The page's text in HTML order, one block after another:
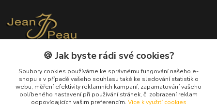
+420 733 562 259
info@jeanpeau.cz
🍪 Jak byste rádi své cookies?
Soubory cookies používáme ke správnému fungování našeho e-
shopu a v případě vašeho souhlasu také ke sledování statistik o
webu, měření efektivity reklamních kampaní, zapamatování vašeho
oblíbeného nastavení při používání stránek, či zobrazení reklam
odpovídajících vašim preferencím. Více k využití cookies